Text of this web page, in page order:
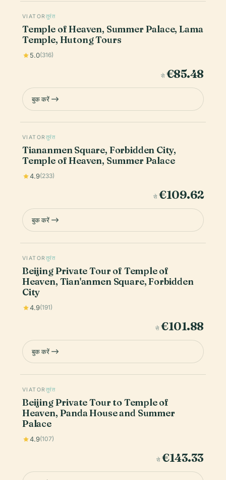
VIATOR तुरंत
Temple of Heaven, Summer Palace, Lama
Temple, Hutong Tours
5.0(316)
से €85.48
बुक करें
VIATOR तुरंत
Tiananmen Square, Forbidden City,
Temple of Heaven, Summer Palace
4.9(233)
से €109.62
बुक करें
VIATOR तुरंत
Beijing Private Tour of Temple of
Heaven, Tian'anmen Square, Forbidden
City
4.9(191)
से €101.88
बुक करें
VIATOR तुरंत
Beijing Private Tour to Temple of
Heaven, Panda House and Summer
Palace
4.9(107)
से €143.33